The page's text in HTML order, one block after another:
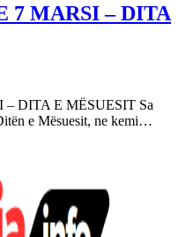
7 MARSI – DITA
DITA E MËSUESIT Sa
e Mësuesit, ne kemi…